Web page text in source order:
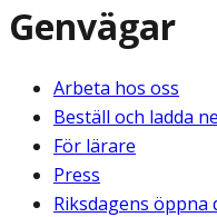
Genvägar
Arbeta hos oss
Beställ och ladda
För lärare
Press
Riksdagens öppna